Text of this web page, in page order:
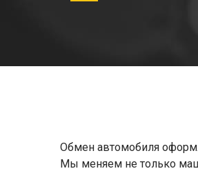
Обмен автомобиля
Мы меняем не только